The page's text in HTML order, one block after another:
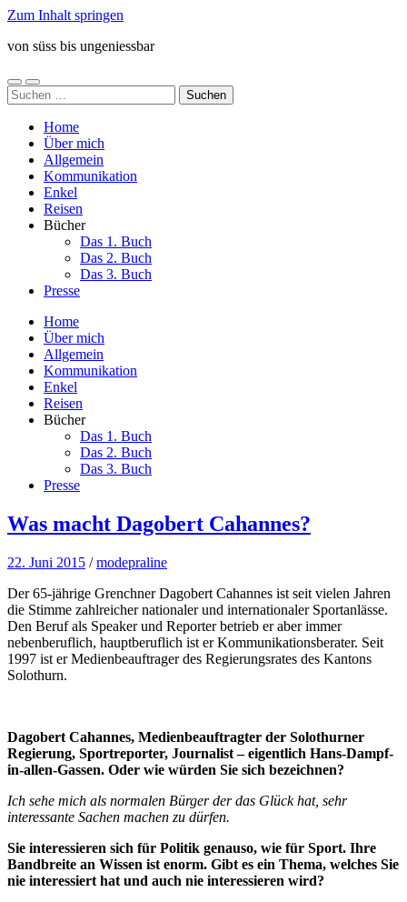
Zum Inhalt springen
von süss bis ungeniessbar
Mobile-
Menü
Suchfeld
ein-/ausblenden
Suchen
nach:
Home
Über mich
Allgemein
Kommunikation
Enkel
Reisen
Bücher
Das 1. Buch
Das 2. Buch
Das 3. Buch
Presse
Home
Über mich
Allgemein
Kommunikation
Enkel
Reisen
Bücher
Das 1. Buch
Das 2. Buch
Das 3. Buch
Presse
Was macht Dagobert Cahannes?
22. Juni 2015 /modepraline
Der 65-jährige Grenchner Dagobert Cahannes ist seit vielen Jahren
die Stimme zahlreicher nationaler und internationaler Sportanlässe.
Den Beruf als Speaker und Reporter betrieb er aber immer
nebenberuflich, hauptberuflich ist er Kommunikationsberater. Seit
1997 ist er Medienbeauftrager des Regierungsrates des Kantons
Solothurn.
Dagobert Cahannes, Medienbeauftragter der Solothurner
Regierung, Sportreporter, Journalist – eigentlich Hans-Dampf-
in-allen-Gassen. Oder wie würden Sie sich bezeichnen?
Ich sehe mich als normalen Bürger der das Glück hat, sehr
interessante Sachen machen zu dürfen.
Sie interessieren sich für Politik genauso, wie für Sport. Ihre
Bandbreite an Wissen ist enorm. Gibt es ein Thema, welches Sie
nie interessiert hat und auch nie interessieren wird?